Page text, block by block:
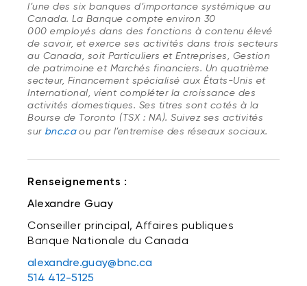
l’une des six banques d’importance systémique au
Canada. La Banque compte environ 30
000 employés dans des fonctions à contenu élevé
de savoir, et exerce ses activités dans trois secteurs
au Canada, soit Particuliers et Entreprises, Gestion
de patrimoine et Marchés financiers. Un quatrième
secteur, Financement spécialisé aux États-Unis et
International, vient compléter la croissance des
activités domestiques. Ses titres sont cotés à la
Bourse de Toronto (TSX : NA). Suivez ses activités
sur bnc.ca ou par l’entremise des réseaux sociaux.
Renseignements :
Alexandre Guay
Conseiller principal, Affaires publiques
Banque Nationale du Canada
alexandre.guay@bnc.ca
514 412-5125